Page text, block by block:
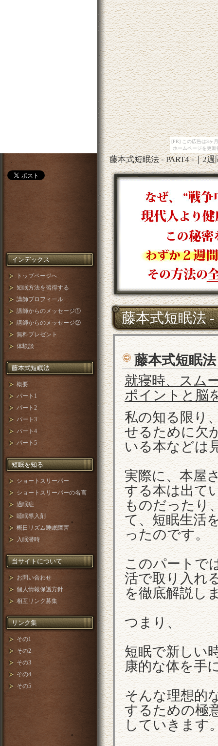
[PR] この広告は3ヶ
ホームページを更
藤本式短眠法 - PART4 -｜2
藤本式短眠法 -
藤本式短眠
就寝時、スム
ポイントと脳
私の知る限り
せるために欠
いる本などは
実際に、本屋
する本は出て
ものだったり
て、短眠生活
ったのです。
このパートで
活で取り入れ
を徹底解説し
つまり、
短眠で新しい
康的な体を手
そんな理想的
するための極
していきます
インデックス
トップページへ
短眠方法を習得する
講師プロフィール
講師からのメッセージ①
講師からのメッセージ②
無料プレゼント
体験談
藤本式短眠法
概要
パート1
パート2
パート3
パート4
パート5
短眠を知る
ショートスリーパー
ショートスリーパーの名言
過眠症
睡眠導入剤
概日リズム睡眠障害
入眠潜時
当サイトについて
お問い合わせ
個人情報保護方針
相互リンク募集
リンク集
その1
その2
その3
その4
その5